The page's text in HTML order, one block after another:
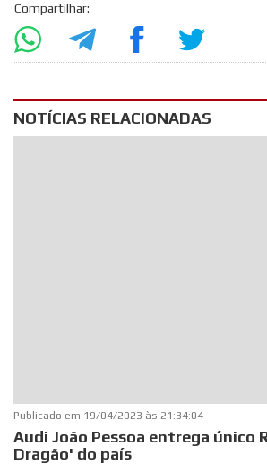
Compartilhar:
NOTÍCIAS RELACIONADAS
Publicado em 19/04/2023 às 21:34:04
Audi João Pessoa entrega único
Dragão' do país